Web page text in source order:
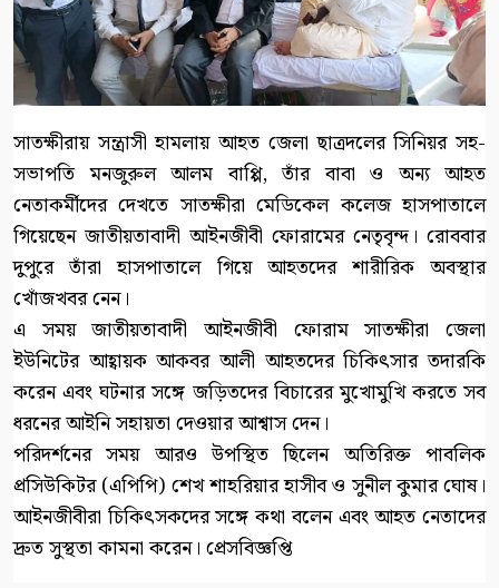
সাতক্ষীরায় সন্ত্রাসী হামলায় আহত জেলা ছাত্রদলের সিনিয়র সহ-
সভাপতি মনজুরুল আলম বাপ্পি, তাঁর বাবা ও অন্য আহত
নেতাকর্মীদের দেখতে সাতক্ষীরা মেডিকেল কলেজ হাসপাতালে
গিয়েছেন জাতীয়তাবাদী আইনজীবী ফোরামের নেতৃবৃন্দ। রোববার
দুপুরে তাঁরা হাসপাতালে গিয়ে আহতদের শারীরিক অবস্থার
খোঁজখবর নেন।
এ সময় জাতীয়তাবাদী আইনজীবী ফোরাম সাতক্ষীরা জেলা
ইউনিটের আহ্বায়ক আকবর আলী আহতদের চিকিৎসার তদারকি
করেন এবং ঘটনার সঙ্গে জড়িতদের বিচারের মুখোমুখি করতে সব
ধরনের আইনি সহায়তা দেওয়ার আশ্বাস দেন।
পরিদর্শনের সময় আরও উপস্থিত ছিলেন অতিরিক্ত পাবলিক
প্রসিউকিটর (এপিপি) শেখ শাহরিয়ার হাসীব ও সুনীল কুমার ঘোষ।
আইনজীবীরা চিকিৎসকদের সঙ্গে কথা বলেন এবং আহত নেতাদের
দ্রুত সুস্থতা কামনা করেন। প্রেসবিজ্ঞপ্তি